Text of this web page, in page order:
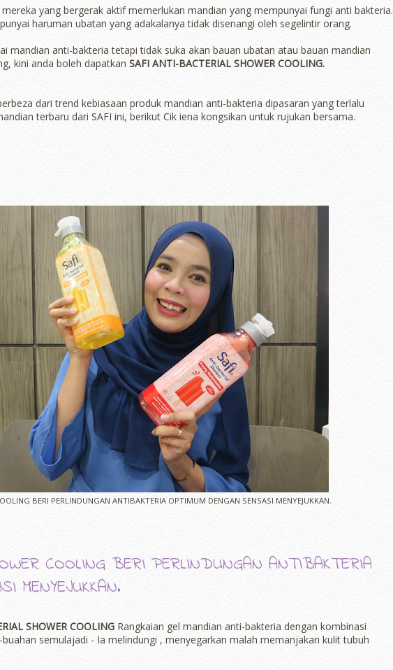
yang bergerak aktif memerlukan mandian yang mempunyai fungi anti bakteria.
haruman ubatan yang adakalanya tidak disenangi oleh segelintir orang.
mandian anti-bakteria tetapi tidak suka akan bauan ubatan atau bauan mandian
kini anda boleh dapatkan SAFI ANTI-BACTERIAL SHOWER COOLING.
dari trend kebiasaan produk mandian anti-bakteria dipasaran yang terlalu
terbaru dari SAFI ini, berikut Cik iena kongsikan untuk rujukan bersama.
BERI PERLINDUNGAN ANTIBAKTERIA OPTIMUM DENGAN SENSASI MENYEJUKKAN.
COOLING BERI PERLINDUNGAN ANTIBAKTERIA
MENYEJUKKAN.
SHOWER COOLING Rangkaian gel mandian anti-bakteria dengan kombinasi
semulajadi - Ia melindungi , menyegarkan malah memanjakan kulit tubuh